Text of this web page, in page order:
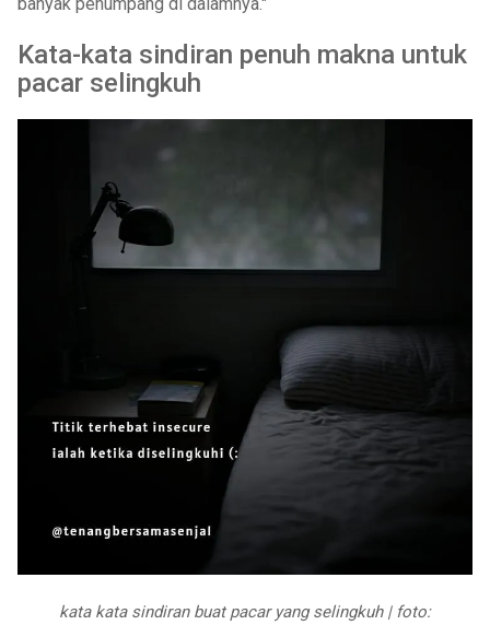
banyak penumpang di dalamnya."
Kata-kata sindiran penuh makna untuk
pacar selingkuh
kata kata sindiran buat pacar yang selingkuh | foto: